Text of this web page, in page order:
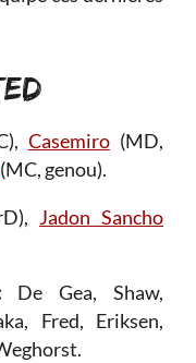
Casemiro(MD,
(MC, genou).
Jadon Sancho
De Gea, Shaw,
Fred, Eriksen,